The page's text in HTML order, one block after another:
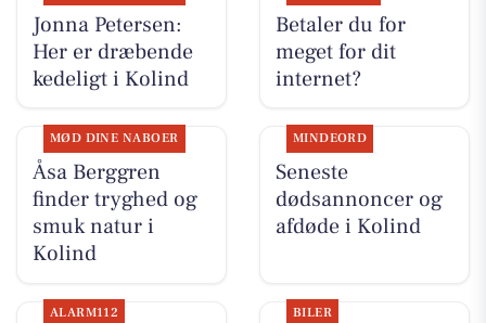
Jonna Petersen:
Her er dræbende
kedeligt i Kolind
Betaler du for
meget for dit
internet?
MØD DINE NABOER
Åsa Berggren
finder tryghed og
smuk natur i
Kolind
MINDEORD
Seneste
dødsannoncer og
afdøde i Kolind
ALARM112 BILER